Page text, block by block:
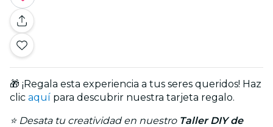
🎁 ¡Regala esta experiencia a tus seres queridos! Haz
clic aquí para descubrir nuestra tarjeta regalo.
⭐️ Desata tu creatividad en nuestro Taller DIY de